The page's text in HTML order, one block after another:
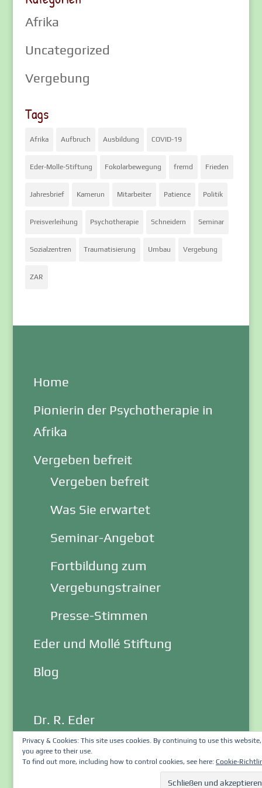
Privacy & Cookies: This site uses cookies. By continuing to use this website,
you agree to their use.
To find out more, including how to control cookies, see here: Cookie-
Afrika
Uncategorized
Vergebung
Tags
Afrika Aufbruch Ausbildung COVID-19
Eder-Molle-Stiftung Fokolarbewegung fremd Frieden
Jahresbrief Kamerun Mitarbeiter Patience Politik
Preisverleihung Psychotherapie Schneidern Seminar
Sozialzentren Traumatisierung Umbau Vergebung
ZAR
Home
Pionierin der Psychotherapie in
Afrika
Vergeben befreit
Vergeben befreit
Was Sie erwartet
Seminar-Angebot
Fortbildung zum
Vergebungstrainer
Presse-Stimmen
Eder und Mollé Stiftung
Blog
Dr. R. Eder
Impressum